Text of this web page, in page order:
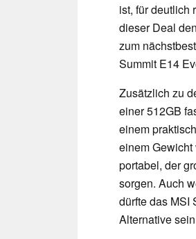
ist, für deutlich
dieser Deal
zum
Summit E14
Zusätzlich zu
einer 512GB
einem
einem
portabel, der
sorgen. Auch
dürfte das MSI
Alternative